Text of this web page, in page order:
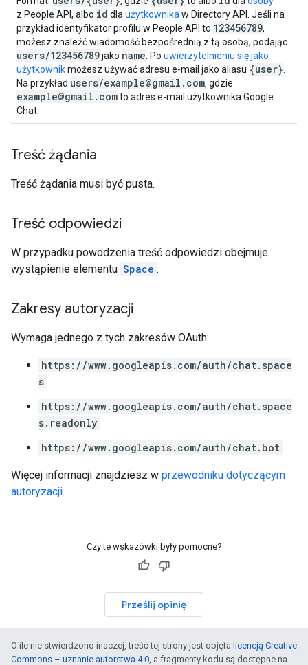
z People API, albo id dla użytkownika w Directory API. Jeśli na
przykład identyfikator profilu w People API to 123456789,
możesz znaleźć wiadomość bezpośrednią z tą osobą, podając
users/123456789jako name . Po uwierzytelnieniu się jako
użytkownikmożesz używać adresu e-mail jako aliasu {user}
Na przykład users/example@gmail.com, gdzie
example@gmail.comto adres e-mail użytkownika Google
Chat.
Treść żądania
Treść żądania musi być pusta.
Treść odpowiedzi
W przypadku powodzenia treść odpowiedzi obejmuje
wystąpienie elementu Space .
Zakresy autoryzacji
Wymaga jednego z tych zakresów OAuth:
https://www.googleapis.com/auth/chat.space
s
https://www.googleapis.com/auth/chat.space
s.readonly
https://www.googleapis.com/auth/chat.bot
Więcej informacji znajdziesz w przewodniku dotyczącym
autoryzacji.
Czy te wskazówki były pomocne?
Prześlij opinię
O ile nie stwierdzono inaczej, treść tej strony jest objęta licencją Creative
Commons – uznanie autorstwa 4.0, a fragmenty kodu są dostępne na